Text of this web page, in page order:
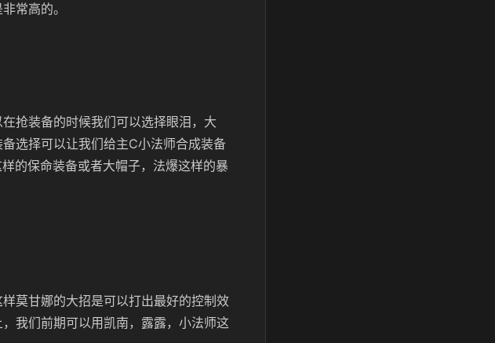
常高的。
抢装备的时候我们可以选择眼泪，大
选择可以让我们给主C小法师合成装备
的保命装备或者大帽子，法爆这样的暴
莫甘娜的大招是可以打出最好的控制效
我们前期可以用凯南，露露，小法师这